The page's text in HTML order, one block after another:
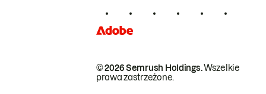
© 2026 Semrush Holdings.Wszelkie
prawa zastrzeżone.